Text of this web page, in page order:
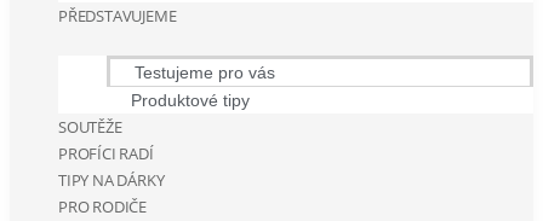
PŘEDSTAVUJEME
Testujeme pro vás
Produktové tipy
SOUTĚŽE
PROFÍCI RADÍ
TIPY NA DÁRKY
PRO RODIČE